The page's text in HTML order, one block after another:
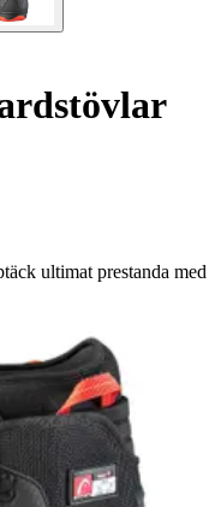
ultimat prestanda med